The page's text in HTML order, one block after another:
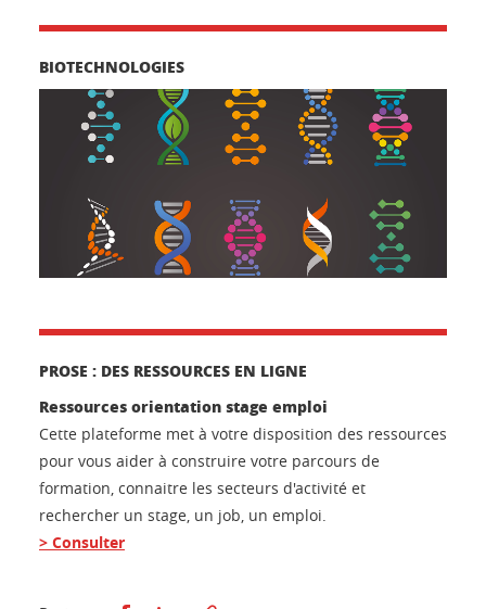
BIOTECHNOLOGIES
PROSE : DES RESSOURCES EN LIGNE
Ressources orientation stage emploi
Cette plateforme met à votre disposition des ressources
pour vous aider à construire votre parcours de
formation, connaitre les secteurs d'activité et
rechercher un stage, un job, un emploi.
> Consulter